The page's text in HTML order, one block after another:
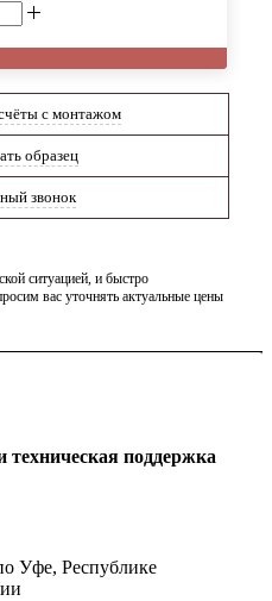
с монтажом
образец
звонок
ситуацией, и быстро
вас уточнять актуальные цены
поддержка
Уфе, Республике